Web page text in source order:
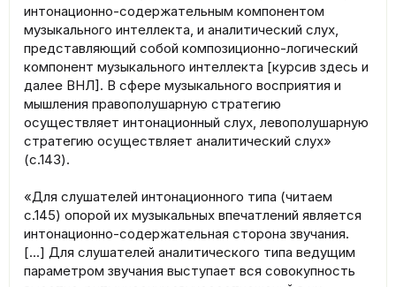
интонационно-содержательным компонентом
музыкального интеллекта, и аналитический слух,
представляющий собой композиционно-логический
компонент музыкального интеллекта [курсив здесь и
далее ВНЛ]. В сфере музыкального восприятия и
мышления правополушарную стратегию
осуществляет интонационный слух, левополушарную
стратегию осуществляет аналитический слух»
(с.143).
«Для слушателей интонационного типа (читаем
с.145) опорой их музыкальных впечатлений является
интонационно-содержательная сторона звучания.
[...] Для слушателей аналитического типа ведущим
параметром звучания выступает вся совокупность